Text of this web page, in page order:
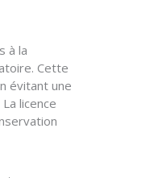
à la
Cette
évitant une
licence